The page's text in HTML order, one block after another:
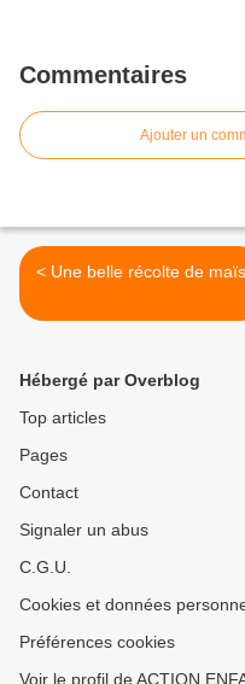
Commentaires
Ajouter un
< Une belle récolte de maïs
Hébergé par Overblog
Top articles
Pages
Contact
Signaler un abus
C.G.U.
Cookies et données
Préférences cookies
Voir le profil de ACTION